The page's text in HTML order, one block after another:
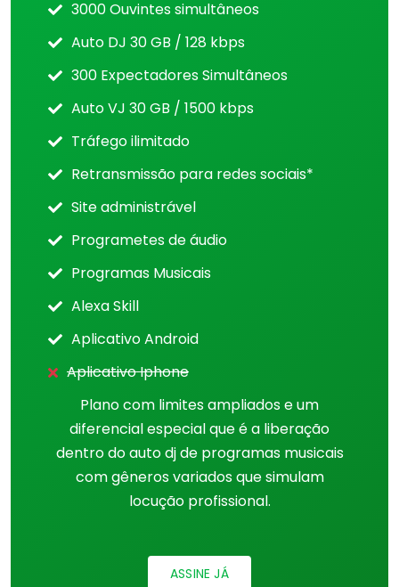
3000 Ouvintes simultâneos
Auto DJ 30 GB / 128 kbps
300 Expectadores Simultâneos
Auto VJ 30 GB / 1500 kbps
Tráfego ilimitado
Retransmissão para redes sociais*
Site administrável
Programetes de áudio
Programas Musicais
Alexa Skill
Aplicativo Android
Aplicativo Iphone
Plano com limites ampliados e um
diferencial especial que é a liberação
dentro do auto dj de programas musicais
com gêneros variados que simulam
locução profissional.
ASSINE JÁ